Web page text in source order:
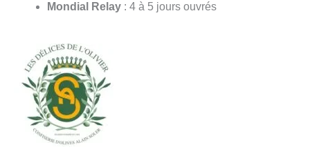
Mondial Relay : 4 à 5 jours ouvrés